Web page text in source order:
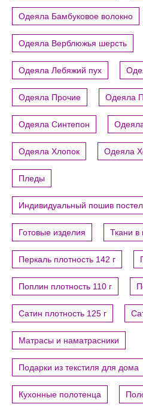
Одеяла Бамбуковое волокно
Одеяла Верблюжья шерсть
Одеяла Лебяжий пух
Одеяла Прочие Одеяла
Одеяла Синтепон
Одеяла Хлопок Одеяла
Пледы
Индивидуальный пошив
Готовые изделия Ткани в
Перкаль плотность 142 г
Поплин плотность 110 г
Сатин плотность 125 г
Матрасы и наматрасники
Подарки из текстиля для дома
Кухонные полотенца